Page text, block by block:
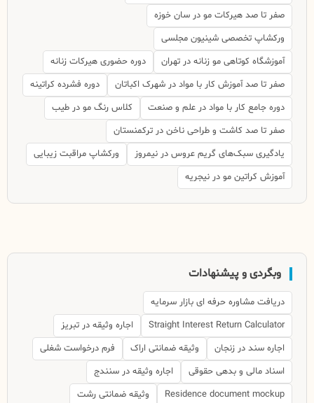
صفر تا صد هیرکات مو در سان خوزه
ورکشاپ تخصصی شینیون مجلسی
آموزشگاه کوتاهی مو زنانه در تهران
دوره حضوری هیرکات زنانه
صفر تا صد آموزش کار با مواد در شهرک اکباتان
دوره فشرده کراتینه
دوره جامع کار با مواد در علم و صنعت
کلاس رنگ مو در طیب
صفر تا صد کاشت و طراحی ناخن در ترکمنستان
یادگیری سبک‌های گریم عروس در نیمروز
ورکشاپ مراقبت زیبایی
آموزش کراتین مو در نیجریه
وبگردی و پیشنهادات
دریافت مشاوره حرفه ای بازار سرمایه
Straight Interest Return Calculator
اجاره وثیقه در تبریز
اجاره سند در زنجان
وثیقه ضمانتی اراک
فرم درخواست شغلی
اسناد مالی و بدهی حقوقی
اجاره وثیقه در سنندج
Residence document mockup
وثیقه ضمانتی رشت